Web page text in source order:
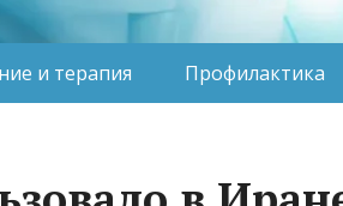
и терапия Профилактика